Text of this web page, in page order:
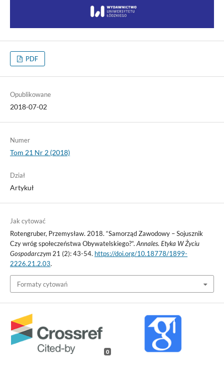
PDF
Opublikowane
2018-07-02
Numer
Tom 21 Nr 2 (2018)
Dział
Artykuł
Jak cytować
Rotengruber, Przemysław. 2018. “Samorząd Zawodowy – Sojusznik
Czy wróg społeczeństwa Obywatelskiego?”.Annales. Etyka W Życiu
Gospodarczym21 (2): 43-54. https://doi.org/10.18778/1899-
2226.21.2.03.
Formaty cytowań
0